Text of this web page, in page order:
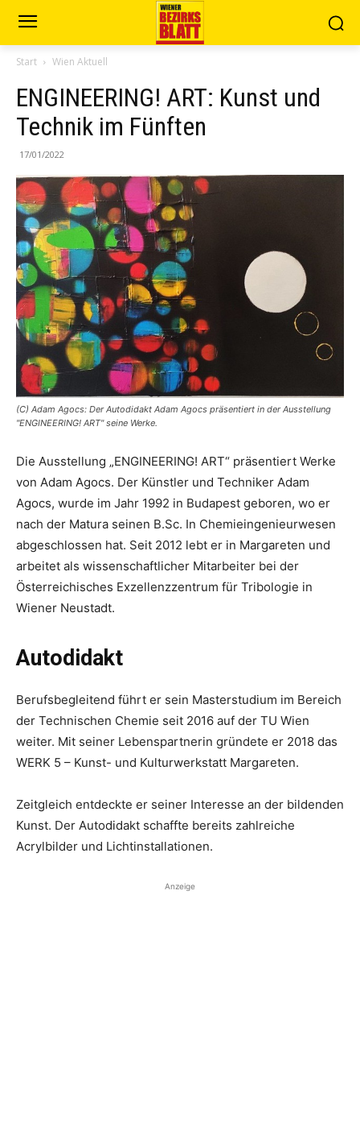
Start Wien Aktuell
ENGINEERING! ART: Kunst und
Technik im Fünften
17/01/2022
(C) Adam Agocs: Der Autodidakt Adam Agocs präsentiert in der Ausstellung
"ENGINEERING! ART" seine Werke.
Die Ausstellung „ENGINEERING! ART“ präsentiert Werke
von Adam Agocs. Der Künstler und Techniker Adam
Agocs, wurde im Jahr 1992 in Budapest geboren, wo er
nach der Matura seinen B.Sc. In Chemieingenieurwesen
abgeschlossen hat. Seit 2012 lebt er in Margareten und
arbeitet als wissenschaftlicher Mitarbeiter bei der
Österreichisches Exzellenzzentrum für Tribologie in
Wiener Neustadt.
Autodidakt
Berufsbegleitend führt er sein Masterstudium im Bereich
der Technischen Chemie seit 2016 auf der TU Wien
weiter. Mit seiner Lebenspartnerin gründete er 2018 das
WERK 5 – Kunst- und Kulturwerkstatt Margareten.
Zeitgleich entdeckte er seiner Interesse an der bildenden
Kunst. Der Autodidakt schaffte bereits zahlreiche
Acrylbilder und Lichtinstallationen.
Anzeige